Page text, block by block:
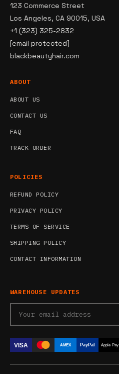
123 Commerce Street
Los Angeles, CA 90015, USA
+1 (323) 325-2832
[email protected]
blackbeautyhair.com
ABOUT
ABOUT US
CONTACT US
FAQ
TRACK ORDER
POLICIES
REFUND POLICY
PRIVACY POLICY
TERMS OF SERVICE
SHIPPING POLICY
CONTACT INFORMATION
WAREHOUSE UPDATES
VISA AMEX PayPal Apple Pay